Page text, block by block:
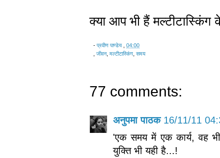
क्या आप भी हैं मल्टीटास्किंग
- प्रवीण पाण्डेय
04:00
जीवन, मल्टीटास्किंग समय
77 comments:
अनुपमा पाठक 16/11/11
'एक समय में एक कार्य, वह
युक्ति भी यही है...!